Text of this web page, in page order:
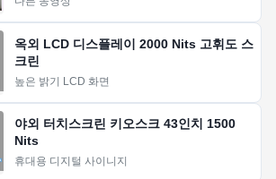
옥외 LCD 디스플레이 2000 Nits 고휘도 스
크린
높은 밝기 LCD 화면
야외 터치스크린 키오스크 43인치 1500
Nits
휴대용 디지털 사이니지